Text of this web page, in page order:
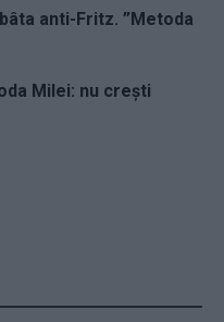
anti-Fritz. ”Metoda
Milei: nu crești